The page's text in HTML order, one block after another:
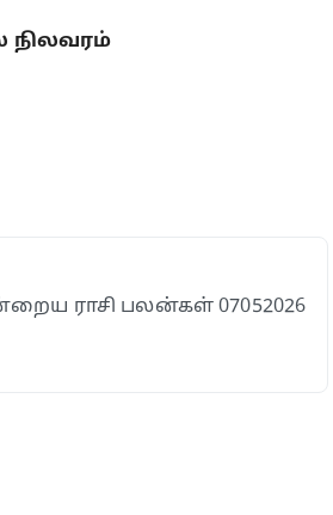
நிலவரம்
ராசி பலன்கள் 07052026